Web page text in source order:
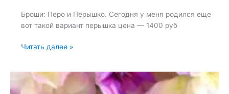
Броши: Перо и Перышко. Сегодня у меня родился еще
вот такой вариант перышка цена — 1400 руб
Броши:
Перышко
Читать далее »